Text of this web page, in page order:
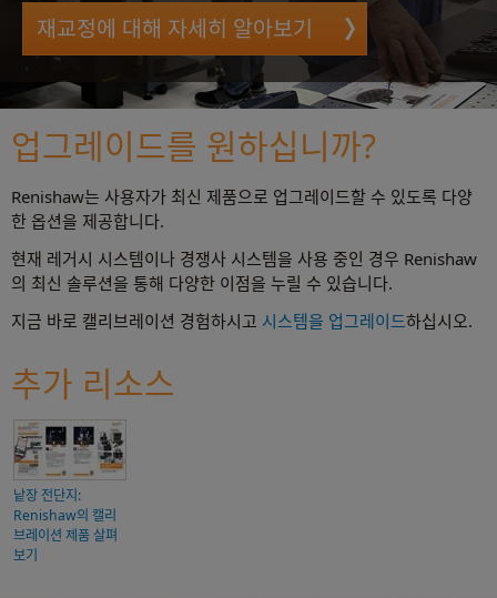
재교정에 대해 자세히 알아보기
업그레이드를 원하십니까?
Renishaw는 사용자가 최신 제품으로 업그레이드할 수 있도록 다양
한 옵션을 제공합니다.
현재 레거시 시스템이나 경쟁사 시스템을 사용 중인 경우 Renishaw
의 최신 솔루션을 통해 다양한 이점을 누릴 수 있습니다.
지금 바로 캘리브레이션 경험하시고 시스템을 업그레이드하십시오.
추가 리소스
낱장 전단지:
Renishaw의 캘리
브레이션 제품 살펴
보기